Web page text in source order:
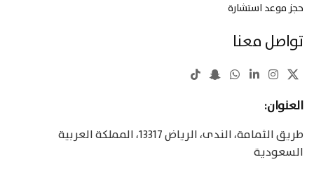
حجز موعد استشارة
تواصل معنا
العنوان:
طريق الثمامة، الندى، الرياض 13317، المملكة العربية
السعودية